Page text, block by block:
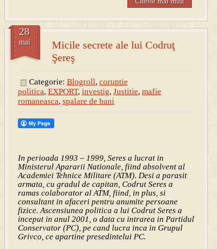
Micile secrete ale lui Codruţ
Şereş
28
mai
Categorie: Blogroll, coruptie
politica, EXPORT, investig, Justitie, mafie
romaneasca, spalare de bani
In perioada 1993 – 1999, Seres a lucrat in
Ministerul Apararii Nationale, fiind absolvent al
Academiei Tehnice Militare (ATM). Desi a parasit
armata, cu gradul de capitan, Codrut Seres a
ramas colaborator al ATM, fiind, in plus, si
consultant in afaceri pentru anumite persoane
fizice. Ascensiunea politica a lui Codrut Seres a
inceput in anul 2001, o data cu intrarea in Partidul
Conservator (PC), pe cand lucra inca in Grupul
Grivco, ce apartine presedintelui PC.